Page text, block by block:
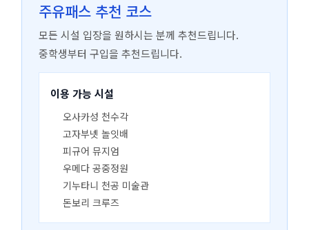
주유패스 추천 코스
모든 시설 입장을 원하시는 분께 추천드립니다.
중학생부터 구입을 추천드립니다.
이용 가능 시설
오사카성 천수각
고자부넷 놀잇배
피규어 뮤지엄
우메다 공중정원
기누타니 천공 미술관
돈보리 크루즈